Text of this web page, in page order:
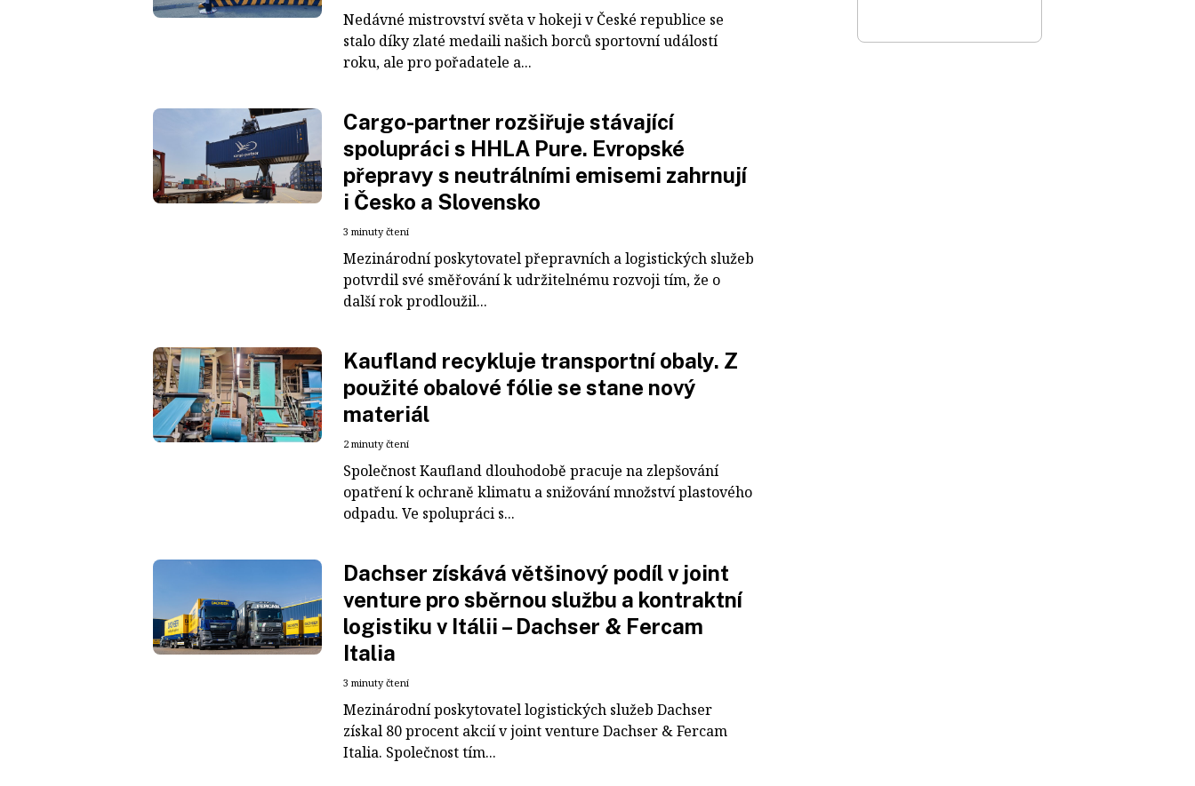
Nedávné mistrovství světa v hokeji v České republice se
stalo díky zlaté medaili našich borců sportovní událostí
roku, ale pro pořadatele a...
Cargo-partner rozšiřuje stávající
spolupráci s HHLA Pure. Evropské
přepravy s neutrálními emisemi zahrnují
i Česko a Slovensko
3 minuty čtení
Mezinárodní poskytovatel přepravních a logistických služeb
potvrdil své směřování k udržitelnému rozvoji tím, že o
další rok prodloužil...
Kaufland recykluje transportní obaly. Z
použité obalové fólie se stane nový
materiál
2 minuty čtení
Společnost Kaufland dlouhodobě pracuje na zlepšování
opatření k ochraně klimatu a snižování množství plastového
odpadu. Ve spolupráci s...
Dachser získává většinový podíl v joint
venture pro sběrnou službu a kontraktní
logistiku v Itálii – Dachser & Fercam
Italia
3 minuty čtení
Mezinárodní poskytovatel logistických služeb Dachser
získal 80 procent akcií v joint venture Dachser & Fercam
Italia. Společnost tím...